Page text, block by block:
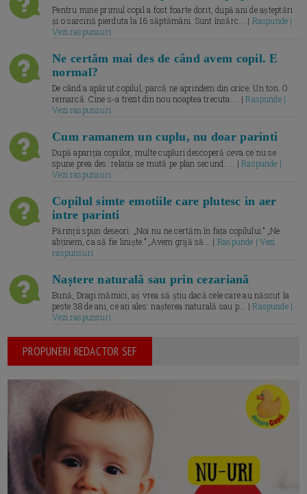
Pentru mine primul copil a fost foarte dorit, după ani de așteptări
și o sarcină pierduta la 16 săptămâni. Sunt însărc... | Raspunde |
Vezi raspunsuri
Ne certăm mai des de când avem copil. E
normal?
De când a apărut copilul, parcă ne aprindem din orice. Un ton. O
remarcă. Cine s-a trezit din nou noaptea trecuta.... |Raspunde |
Vezi raspunsuri
Cum ramanem un cuplu, nu doar parinti
După apariția copiilor, multe cupluri descoperă ceva ce nu se
spune prea des: relația se mută pe plan secund. ... |Raspunde |
Vezi raspunsuri
Copilul simte emotiile care plutesc in aer
intre parinti
Părinții spun deseori: „Noi nu ne certăm în fața copilului.” „Ne
abținem, ca să fie liniște.” „Avem grijă să... | Raspunde | Vezi
raspunsuri
Naștere naturală sau prin cezariană
Bună, Dragi mămici, aș vrea să știu dacă cele care au născut la
peste 38 de ani, ce ați ales: nașterea naturală sau p... |Raspunde |
Vezi raspunsuri
PROPUNERI REDACTOR SEF